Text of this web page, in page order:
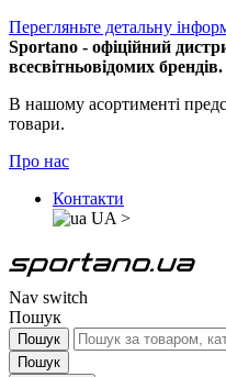
Перегляньте детальну
Sportano - офіційний
всесвітньовідомих брендів.
В нашому асортименті
товари.
Про нас
Контакти
UA >
Nav switch
Пошук
Пошук
Пошук